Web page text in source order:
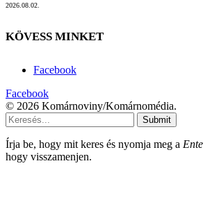
2026.08.02.
KÖVESS MINKET
Facebook
Facebook
© 2026 Komárnoviny/Komárnomédia.
Submit
Írja be, hogy mit keres és nyomja meg a
hogy visszamenjen.